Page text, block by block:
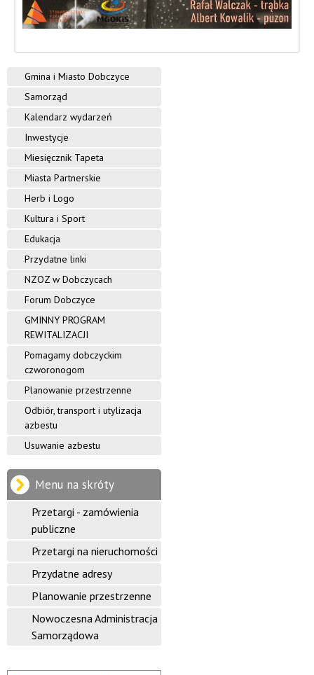
i
n
y
D
o
b
c
z
c
e
Gmina i Miasto Dobczyce
Samorząd
Kalendarz wydarzeń
Inwestycje
Miesięcznik Tapeta
Miasta Partnerskie
Herb i Logo
Kultura i Sport
Edukacja
Przydatne linki
NZOZ w Dobczycach
Forum Dobczyce
GMINNY PROGRAM
REWITALIZACJI
Pomagamy dobczyckim
czworonogom
Planowanie przestrzenne
Odbiór, transport i utylizacja
azbestu
Usuwanie azbestu
Menu na skróty
Przetargi - zamówienia
publiczne
Przetargi na nieruchomości
Przydatne adresy
Planowanie przestrzenne
Nowoczesna Administracja
Samorządowa